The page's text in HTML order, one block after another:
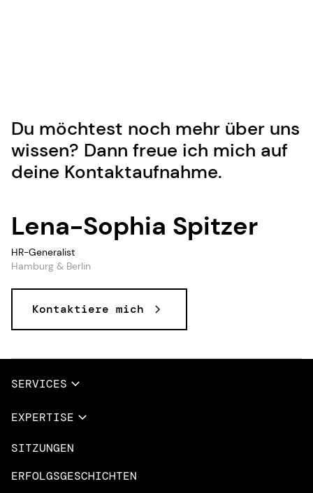
Du möchtest noch mehr über uns
wissen? Dann freue ich mich auf
deine Kontaktaufnahme.
Lena-Sophia Spitzer
HR-Generalist
Hamburg & Berlin
Kontaktiere mich
SERVICES
Vollständige Dienstleistungen
EXPERTISE
Übersicht
Microsoft Azure
SITZUNGEN
ERFOLGSGESCHICHTEN